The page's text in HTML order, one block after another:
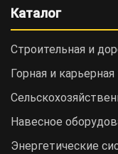
Каталог
Строительная и
Горная и карьерная
Навесное
Энергетические